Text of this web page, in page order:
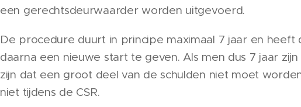
een gerechtsdeurwaarder worden uitgevoerd.
De procedure duurt in principe maximaal 7 jaar en heeft
daarna een nieuwe start te geven. Als men dus 7 jaar
zijn dat een groot deel van de schulden niet moet
niet tijdens de CSR.